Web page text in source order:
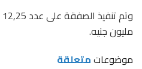
مليون جنيه.
موضوعاتمتعلقة